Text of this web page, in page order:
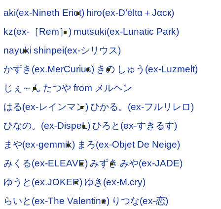
aki(ex-Nineth Eriot) hiro(ex-D’ёltα＋Jαск)
kz(ex-［Rem］) mutsuki(ex-Lunatic Park)
nayuki shinpei(ex-シリウス)
かずき(ex.MerCurius) きの しゅう(ex-Luzmelt)
じぇ～ん たつや from メルヘン
はる(ex-レインマン) ひかる。(ex-フルリレロ)
ひなの。(ex-DispeL) ひろと(ex-すきるす)
まや(ex-gemmik) まろ(ex-Objet De Neige)
みくる(ex-ELEAVE)みずき みや(ex-JADE)
ゆうと(ex.JOKER) ゆき(ex-M.cry)
らいと(ex-The Valentine) りつな(ex-恋)